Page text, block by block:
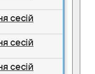
сесій
сесій
сесій
РАДА